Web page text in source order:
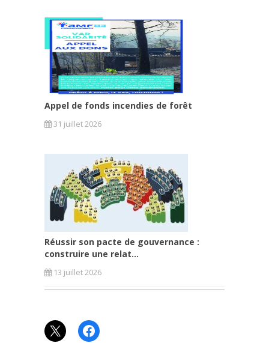
Appel de fonds incendies de forêt
31 juillet 2026
Réussir son pacte de gouvernance :
construire une relat...
13 juillet 2026
X Facebook